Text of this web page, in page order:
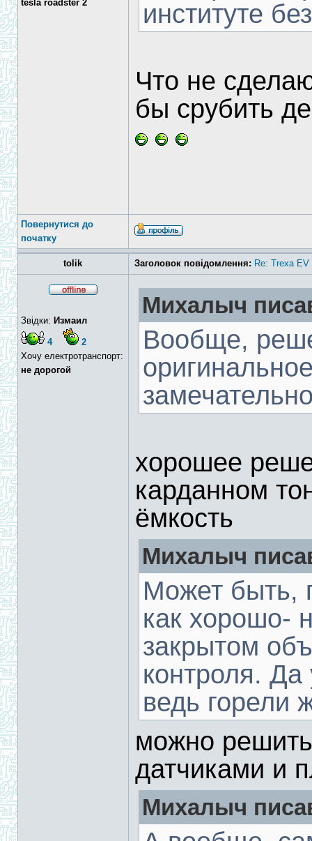
tesla roadster 2
институте
Что не
бы срубить
Повернутися до
початку
tolik Заголовок повідомлення: Re: Trexa EV
Звідки: Измаил
4
2
Хочу електротранспорт:
не дорогой
Михалыч
Вообще,
хорошее
карданном
ёмкость
Михалыч
Может быть,
как хорошо-
закрытом
контроля.
ведь горели
можно
датчиками и
Михалыч